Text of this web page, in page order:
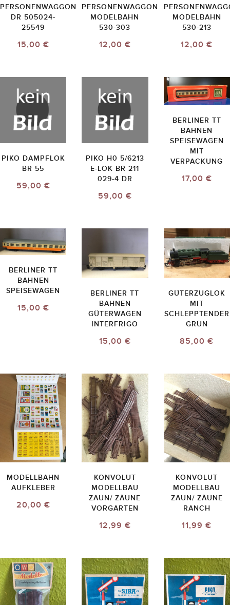
PERSONENWAGGON
DR 505024-
25549
15,00 €
PERSONENWAGGON
MODELBAHN
530-303
12,00 €
MODELBAHN
530-213
12,00 €
PIKO DAMPFLOK
BR 55
59,00 €
PIKO H0 5/6213
E-LOK BR 211
029-4 DR
59,00 €
BERLINER TT
BAHNEN
SPEISEWAGEN
MIT
VERPACKUNG
17,00 €
BERLINER TT
BAHNEN
SPEISEWAGEN
15,00 €
BERLINER TT
BAHNEN
GÜTERWAGEN
INTERFRIGO
15,00 €
GÜTERZUGLOK
MIT
SCHLEPPTENDER
GRÜN
85,00 €
MODELLBAHN
AUFKLEBER
20,00 €
KONVOLUT
MODELLBAU
ZAUN/ ZÄUNE
VORGARTEN
12,99 €
KONVOLUT
MODELLBAU
ZAUN/ ZÄUNE
RANCH
11,99 €